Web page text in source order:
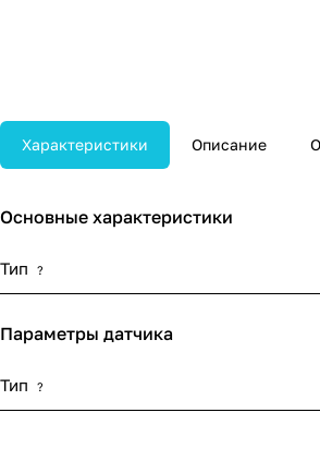
Характеристики Описание
Основные характеристики
Тип ?
Параметры датчика
Тип ?